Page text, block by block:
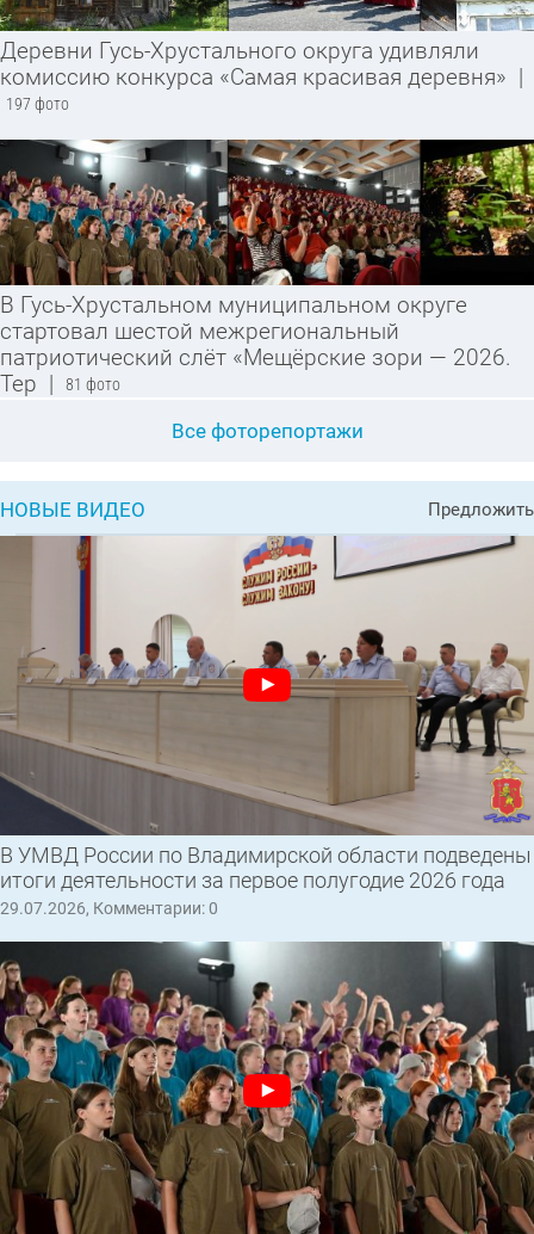
Деревни Гусь-Хрустального округа удивляли
комиссию конкурса «Самая красивая деревня» |
197 фото
В Гусь-Хрустальном муниципальном округе
стартовал шестой межрегиональный
патриотический слёт «Мещёрские зори — 2026.
Тер | 81 фото
Все фоторепортажи
НОВЫЕ ВИДЕО Предложить
В УМВД России по Владимирской области подведены
итоги деятельности за первое полугодие 2026 года
29.07.2026, Комментарии: 0